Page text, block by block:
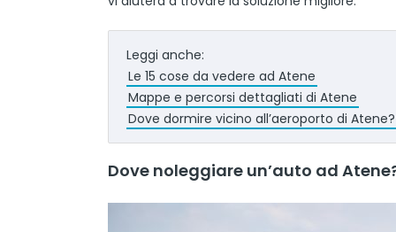
Leggi anche:
Le 15 cose da vedere ad Atene
Mappe e percorsi dettagliati di Atene
Dove dormire vicino all’aeroporto di Atene?
Dove noleggiare un’auto ad